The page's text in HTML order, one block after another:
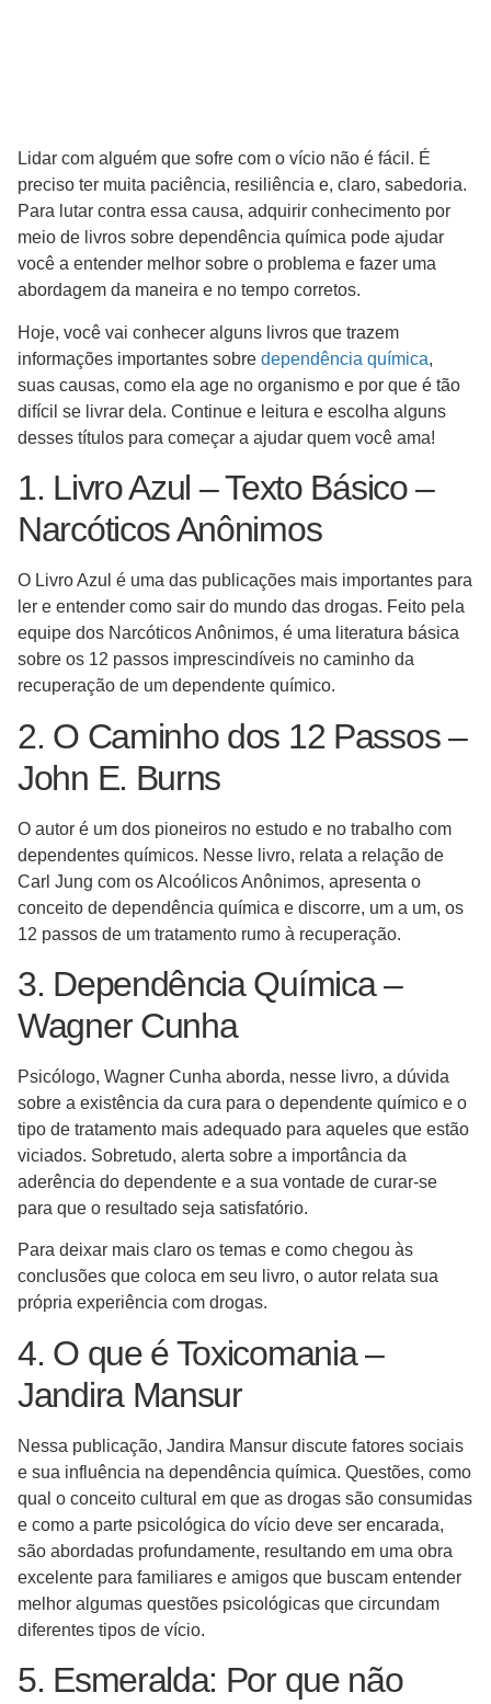
Lidar com alguém que sofre com o vício não é fácil. É
preciso ter muita paciência, resiliência e, claro, sabedoria.
Para lutar contra essa causa, adquirir conhecimento por
meio de livros sobre dependência química pode ajudar
você a entender melhor sobre o problema e fazer uma
abordagem da maneira e no tempo corretos.
Hoje, você vai conhecer alguns livros que trazem
informações importantes sobre dependência química,
suas causas, como ela age no organismo e por que é tão
difícil se livrar dela. Continue e leitura e escolha alguns
desses títulos para começar a ajudar quem você ama!
1. Livro Azul – Texto Básico –
Narcóticos Anônimos
O Livro Azul é uma das publicações mais importantes para
ler e entender como sair do mundo das drogas. Feito pela
equipe dos Narcóticos Anônimos, é uma literatura básica
sobre os 12 passos imprescindíveis no caminho da
recuperação de um dependente químico.
2. O Caminho dos 12 Passos –
John E. Burns
O autor é um dos pioneiros no estudo e no trabalho com
dependentes químicos. Nesse livro, relata a relação de
Carl Jung com os Alcoólicos Anônimos, apresenta o
conceito de dependência química e discorre, um a um, os
12 passos de um tratamento rumo à recuperação.
3. Dependência Química –
Wagner Cunha
Psicólogo, Wagner Cunha aborda, nesse livro, a dúvida
sobre a existência da cura para o dependente químico e o
tipo de tratamento mais adequado para aqueles que estão
viciados. Sobretudo, alerta sobre a importância da
aderência do dependente e a sua vontade de curar-se
para que o resultado seja satisfatório.
Para deixar mais claro os temas e como chegou às
conclusões que coloca em seu livro, o autor relata sua
própria experiência com drogas.
4. O que é Toxicomania –
Jandira Mansur
Nessa publicação, Jandira Mansur discute fatores sociais
e sua influência na dependência química. Questões, como
qual o conceito cultural em que as drogas são consumidas
e como a parte psicológica do vício deve ser encarada,
são abordadas profundamente, resultando em uma obra
excelente para familiares e amigos que buscam entender
melhor algumas questões psicológicas que circundam
diferentes tipos de vício.
5. Esmeralda: Por que não